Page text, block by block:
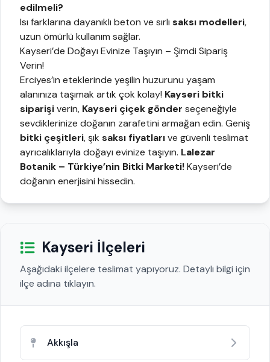
edilmeli?
Isı farklarına dayanıklı beton ve sırlı saksı modelleri,
uzun ömürlü kullanım sağlar.
Kayseri’de Doğayı Evinize Taşıyın – Şimdi Sipariş
Verin!
Erciyes’in eteklerinde yeşilin huzurunu yaşam
alanınıza taşımak artık çok kolay! Kayseri bitki
siparişiverin, Kayseri çiçek gönder seçeneğiyle
sevdiklerinize doğanın zarafetini armağan edin. Geniş
bitki çeşitleri, şık saksı fiyatlarıve güvenli teslimat
ayrıcalıklarıyla doğayı evinize taşıyın. Lalezar
Botanik – Türkiye’nin Bitki Marketi!Kayseri’de
doğanın enerjisini hissedin.
Kayseri İlçeleri
Aşağıdaki ilçelere teslimat yapıyoruz. Detaylı bilgi için
ilçe adına tıklayın.
Akkışla